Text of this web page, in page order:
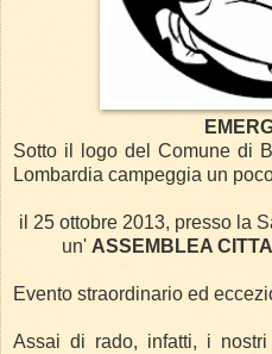
Sotto il logo del Comune di
Lombardia campeggia un
il 25 ottobre 2013, presso la
un' ASSEMBLEA
Evento straordinario ed
Assai di rado, infatti, i nostri